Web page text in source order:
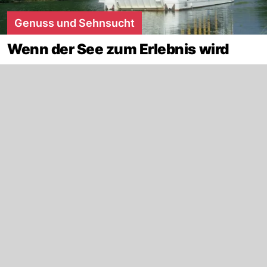
Genuss und Sehnsucht
Wenn der See zum Erlebnis wird